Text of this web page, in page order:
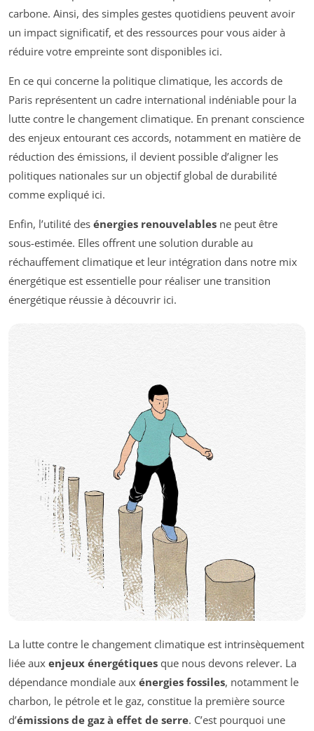
carbone. Ainsi, des simples gestes quotidiens peuvent avoir
un impact significatif, et des ressources pour vous aider à
réduire votre empreinte sont disponibles ici.
En ce qui concerne la politique climatique, les accords de
Paris représentent un cadre international indéniable pour la
lutte contre le changement climatique. En prenant conscience
des enjeux entourant ces accords, notamment en matière de
réduction des émissions, il devient possible d’aligner les
politiques nationales sur un objectif global de durabilité
comme expliqué ici.
Enfin, l’utilité des énergies renouvelables ne peut être
sous-estimée. Elles offrent une solution durable au
réchauffement climatique et leur intégration dans notre mix
énergétique est essentielle pour réaliser une transition
énergétique réussie à découvrir ici.
La lutte contre le changement climatique est intrinsèquement
liée aux enjeux énergétiques que nous devons relever. La
dépendance mondiale aux énergies fossiles, notamment le
charbon, le pétrole et le gaz, constitue la première source
d’émissions de gaz à effet de serre. C’est pourquoi une